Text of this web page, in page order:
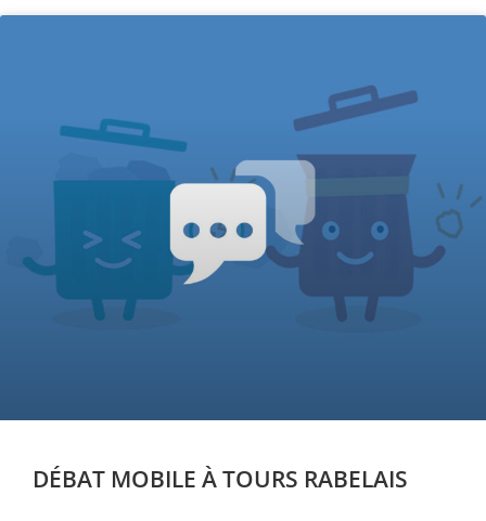
DÉBAT MOBILE À TOURS RABELAIS